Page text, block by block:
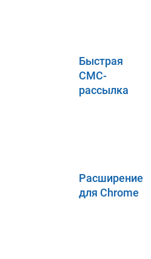
Быстрая
СМС-
рассылка
Расширение
для Chrome